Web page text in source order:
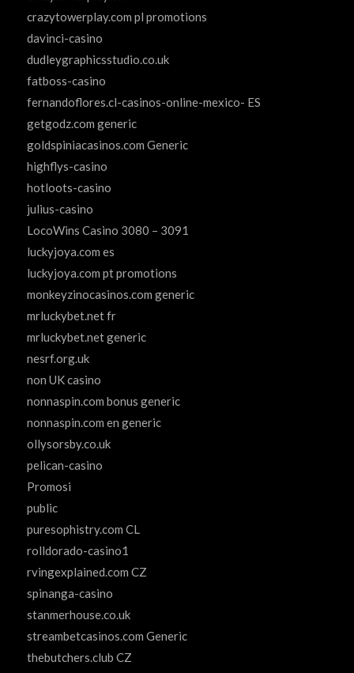
crazytowerplay.com pl promotions
davinci-casino
dudleygraphicsstudio.co.uk
fatboss-casino
fernandoflores.cl-casinos-online-mexico- ES
getgodz.com generic
goldspiniacasinos.com Generic
highflys-casino
hotloots-casino
julius-casino
LocoWins Casino 3080 – 3091
luckyjoya.com es
luckyjoya.com pt promotions
monkeyzinocasinos.com generic
mrluckybet.net fr
mrluckybet.net generic
nesrf.org.uk
non UK casino
nonnaspin.com bonus generic
nonnaspin.com en generic
ollysorsby.co.uk
pelican-casino
Promosi
public
puresophistry.com CL
rolldorado-casino1
rvingexplained.com CZ
spinanga-casino
stanmerhouse.co.uk
streambetcasinos.com Generic
thebutchers.club CZ